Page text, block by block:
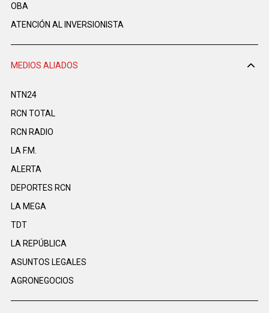
OBA
ATENCIÓN AL INVERSIONISTA
MEDIOS ALIADOS
NTN24
RCN TOTAL
RCN RADIO
LA F.M.
ALERTA
DEPORTES RCN
LA MEGA
TDT
LA REPÚBLICA
ASUNTOS LEGALES
AGRONEGOCIOS